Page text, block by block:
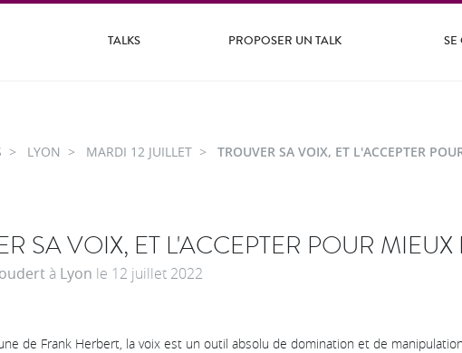
TALKS PROPOSER UN TALK SE
LYON MARDI 12 JUILLET TROUVER SA VOIX, ET L'ACCEPTER
SA VOIX, ET L'ACCEPTER POUR MIEUX
à Lyon le 12 juillet 2022
de Frank Herbert, la voix est un outil absolu de domination et de